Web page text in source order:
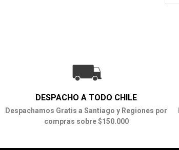
DESPACHO A TODO CHILE
Despachamos Gratis a Santiago y Regiones por
compras sobre $150.000